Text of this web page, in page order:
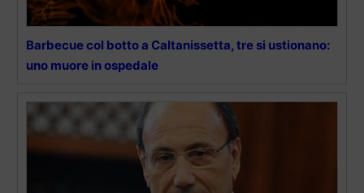
Barbecue col botto a Caltanissetta, tre si ustionano:
uno muore in ospedale